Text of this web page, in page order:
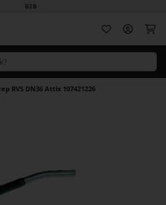
B2B
RVS DN36 Attix 107421226